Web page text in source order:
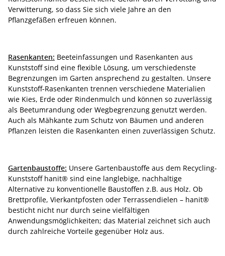
Verwitterung, so dass Sie sich viele Jahre an den
Pflanzgefäßen erfreuen können.
Rasenkanten: Beeteinfassungen und Rasenkanten aus
Kunststoff sind eine flexible Lösung, um verschiedenste
Begrenzungen im Garten ansprechend zu gestalten. Unsere
Kunststoff-Rasenkanten trennen verschiedene Materialien
wie Kies, Erde oder Rindenmulch und können so zuverlässig
als Beetumrandung oder Wegbegrenzung genutzt werden.
Auch als Mähkante zum Schutz von Bäumen und anderen
Pflanzen leisten die Rasenkanten einen zuverlässigen Schutz.
Gartenbaustoffe: Unsere Gartenbaustoffe aus dem Recycling-
Kunststoff hanit® sind eine langlebige, nachhaltige
Alternative zu konventionelle Baustoffen z.B. aus Holz. Ob
Brettprofile, Vierkantpfosten oder Terrassendielen – hanit®
besticht nicht nur durch seine vielfältigen
Anwendungsmöglichkeiten; das Material zeichnet sich auch
durch zahlreiche Vorteile gegenüber Holz aus.